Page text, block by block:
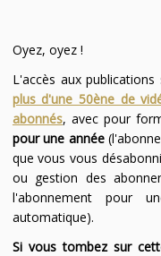
Oyez, oyez !
L'accès aux
plus d'une 50ène de
abonnés, avec pour
pour une année
que vous vous
ou gestion des
l'abonnement pour
automatique).
Si vous tombez sur